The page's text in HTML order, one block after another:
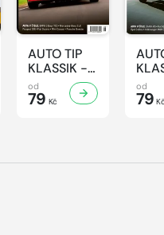
AUTO TIP
KLASSIK -
6/2026
od
79 Kč
5/
od
79 Kč